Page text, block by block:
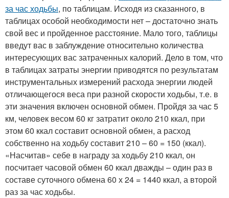
за час ходьбы, по таблицам. Исходя из сказанного, в
таблицах особой необходимости нет – достаточно знать
свой вес и пройденное расстояние. Мало того, таблицы
введут вас в заблуждение относительно количества
интересующих вас затраченных калорий. Дело в том, что
в таблицах затраты энергии приводятся по результатам
инструментальных измерений расхода энергии людей
отличающегося веса при разной скорости ходьбы, т.е. в
эти значения включен основной обмен. Пройдя за час 5
км, человек весом 60 кг затратит около 210 ккал, при
этом 60 ккал составит основной обмен, а расход
собственно на ходьбу составит 210 – 60 = 150 (ккал).
«Насчитав» себе в награду за ходьбу 210 ккал, он
посчитает часовой обмен 60 ккал дважды – один раз в
составе суточного обмена 60 х 24 = 1440 ккал, а второй
раз за час ходьбы.